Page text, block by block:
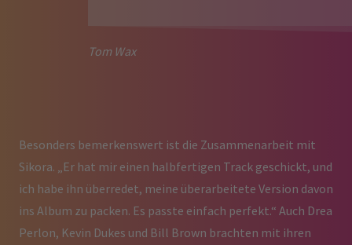
Tom Wax
Besonders bemerkenswert ist die Zusammenarbeit mit
Sikora. „Er hat mir einen halbfertigen Track geschickt, und
ich habe ihn überredet, meine überarbeitete Version davon
ins Album zu packen. Es passte einfach perfekt.“ Auch Drea
Perlon, Kevin Dukes und Bill Brown brachten mit ihren